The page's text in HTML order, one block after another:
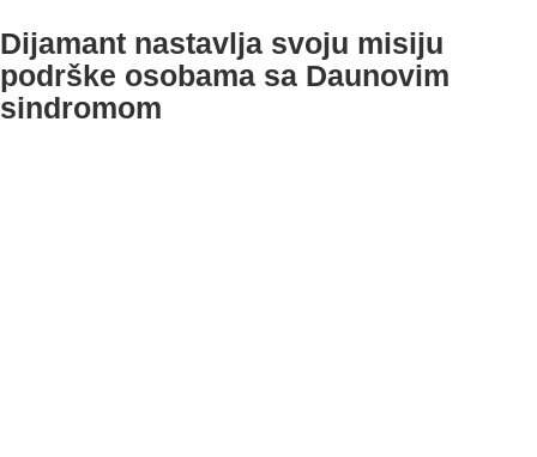
Dijamant nastavlja svoju misiju
podrške osobama sa Daunovim
sindromom